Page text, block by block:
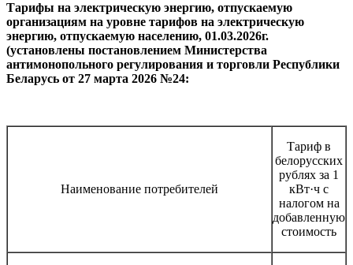
Тарифы на электрическую энергию, отпускаемую
организациям на уровне тарифов на электрическую
энергию, отпускаемую населению, 01.03.2026г.
(установлены постановлением Министерства
антимонопольного регулирования и торговли Республики
Беларусь от 27 марта 2026 №24:
Наименование потребителей
Тариф в
белорусских
рублях за 1
кВт·ч с
налогом на
добавленную
стоимость